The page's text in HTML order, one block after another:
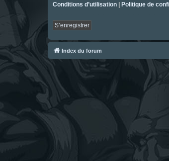
Conditions d’utilisation | Politique de
S’enregistrer
Index du forum